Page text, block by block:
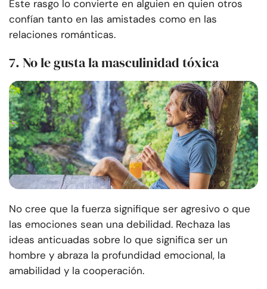
Este rasgo lo convierte en alguien en quien otros
confían tanto en las amistades como en las
relaciones románticas.
7. No le gusta la masculinidad tóxica
No cree que la fuerza signifique ser agresivo o que
las emociones sean una debilidad. Rechaza las
ideas anticuadas sobre lo que significa ser un
hombre y abraza la profundidad emocional, la
amabilidad y la cooperación.